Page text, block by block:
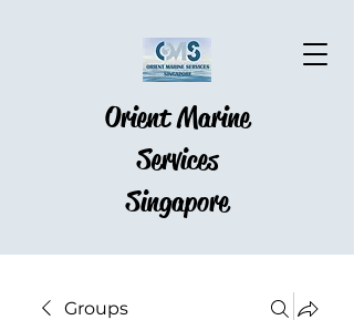
Orient Marine
Services
Singapore
Groups